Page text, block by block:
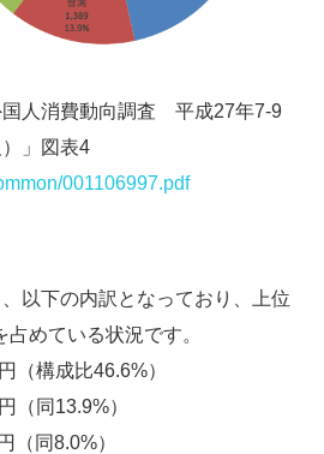
国人消費動向調査 平成27年7-9
」図表4
001106997.pdf
以下の内訳となっており、上位
めている状況です。
（構成比46.6%）
（同13.9%）
同8.0%）